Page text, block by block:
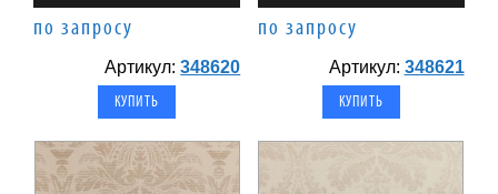
по запросу
Артикул:348620
по запросу
Артикул: 348621